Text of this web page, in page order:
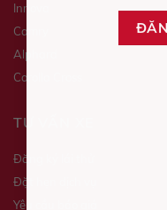
Innova
Camry
Alphard
Corolla Cross
TƯ VẤN XE
Đăng ký lái thử
Đặt hẹn dịch vụ
Yêu cầu báo giá